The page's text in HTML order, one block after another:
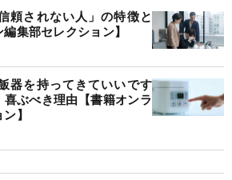
頼されない人」の特徴と
集部セレクション】
器を持ってきていいです
ぶべき理由【書籍オンラ
】